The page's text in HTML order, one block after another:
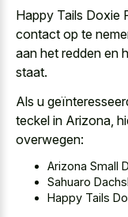
Happy Tails Doxie
contact op te
aan het redden en
staat.
Als u
teckel in Arizona,
overwegen:
Arizona Small
Sahuaro
Happy Tails